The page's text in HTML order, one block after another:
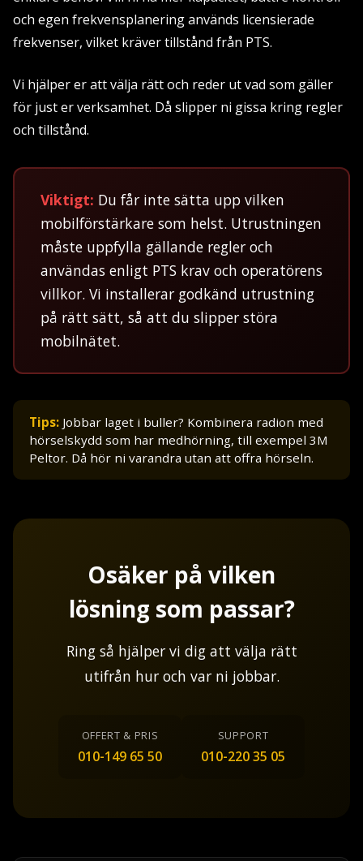
och egen frekvensplanering används licensierade
frekvenser, vilket kräver tillstånd från PTS.
Vi hjälper er att välja rätt och reder ut vad som gäller
för just er verksamhet. Då slipper ni gissa kring regler
och tillstånd.
Viktigt: Du får inte sätta upp vilken
mobilförstärkare som helst. Utrustningen
måste uppfylla gällande regler och
användas enligt PTS krav och operatörens
villkor. Vi installerar godkänd utrustning
på rätt sätt, så att du slipper störa
mobilnätet.
Tips: Jobbar laget i buller? Kombinera radion med
hörselskydd som har medhörning, till exempel 3M
Peltor. Då hör ni varandra utan att offra hörseln.
Osäker på vilken
lösning som passar?
Ring så hjälper vi dig att välja rätt
utifrån hur och var ni jobbar.
OFFERT & PRIS
010-149 65 50
SUPPORT
010-220 35 05